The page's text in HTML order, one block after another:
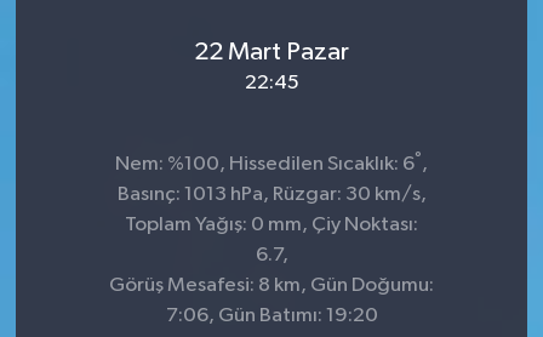
22 Mart Pazar
22:45
Nem: %100, Hissedilen Sıcaklık: 6° ,
Basınç: 1013 hPa, Rüzgar: 30 km/s,
Toplam Yağış: 0 mm, Çiy Noktası:
6.7,
Görüş Mesafesi: 8 km, Gün Doğumu:
7:06, Gün Batımı: 19:20